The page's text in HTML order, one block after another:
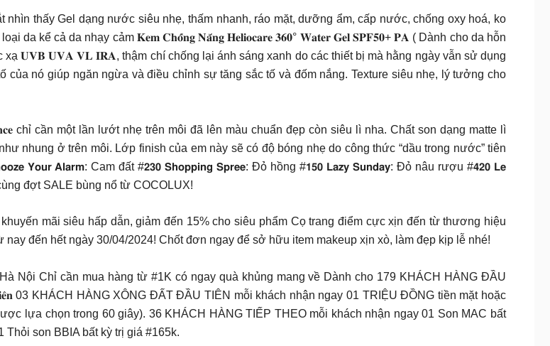
nhìn thấy Gel dạng nước siêu nhẹ, thấm nhanh, ráo mặt, dưỡng ẩm, cấp nước, chống oxy hoá, ko
da kể cả da nhạy cảm 𝐊𝐞𝐦 𝐂𝐡𝐨̂́𝐧𝐠 𝐍𝐚̆́𝐧𝐠 𝐇𝐞𝐥𝐢𝐨𝐜𝐚𝐫𝐞 𝟑𝟔𝟎° 𝐖𝐚𝐭𝐞𝐫 𝐆𝐞𝐥 𝐒𝐏𝐅𝟓𝟎+ 𝐏𝐀 ( Dành cho da hỗn
xạ 𝐔𝐕𝐁 𝐔𝐕𝐀 𝐕𝐋 𝐈𝐑𝐀, thậm chí chống lại ánh sáng xanh do các thiết bị mà hằng ngày vẫn sử dụng
nó giúp ngăn ngừa và điều chỉnh sự tăng sắc tố và đốm nắng. Texture siêu nhẹ, lý tưởng cho
chỉ cần một lần lướt nhẹ trên môi đã lên màu chuẩn đẹp còn siêu lì nha. Chất son dạng matte lì
nhung ở trên môi. Lớp finish của em này sẽ có độ bóng nhẹ do công thức “dầu trong nước” tiên
𝗬𝗼𝘂𝗿 𝗔𝗹𝗮𝗿𝗺: Cam đất #𝟮𝟯𝟬 𝗦𝗵𝗼𝗽𝗽𝗶𝗻𝗴 𝗦𝗽𝗿𝗲𝗲: Đỏ hồng #𝟭𝟱𝟬 𝗟𝗮𝘇𝘆 𝗦𝘂𝗻𝗱𝗮𝘆: Đỏ nâu rượu #𝟰𝟮𝟬 𝗟𝗲
đợt SALE bùng nổ từ COCOLUX!
mãi siêu hấp dẫn, giảm đến 15% cho siêu phẩm Cọ trang điểm cực xịn đến từ thương hiệu
đến hết ngày 30/04/2024! Chốt đơn ngay để sở hữu item makeup xịn xò, làm đẹp kịp lễ nhé!
Chỉ cần mua hàng từ #1K có ngay quà khủng mang về Dành cho 179 KHÁCH HÀNG ĐẦU
03 KHÁCH HÀNG XÔNG ĐẤT ĐẦU TIÊN mỗi khách nhận ngay 01 TRIỆU ĐỒNG tiền mặt hoặc
lựa chọn trong 60 giây). 36 KHÁCH HÀNG TIẾP THEO mỗi khách nhận ngay 01 Son MAC bất
son BBIA bất kỳ trị giá #165k.